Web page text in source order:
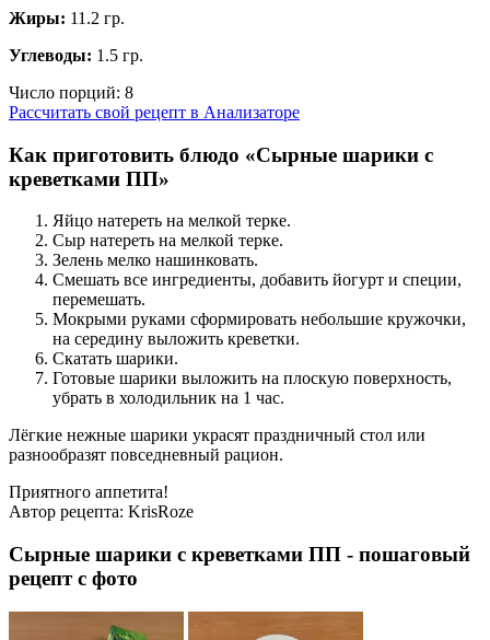
Жиры: 11.2 гр.
Углеводы: 1.5 гр.
Число порций: 8
Рассчитать свой рецепт в Анализаторе
Как приготовить блюдо «Сырные шарики с
креветками ПП»
Яйцо натереть на мелкой терке.
Сыр натереть на мелкой терке.
Зелень мелко нашинковать.
Смешать все ингредиенты, добавить йогурт и специи,
перемешать.
Мокрыми руками сформировать небольшие кружочки,
на середину выложить креветки.
Скатать шарики.
Готовые шарики выложить на плоскую поверхность,
убрать в холодильник на 1 час.
Лёгкие нежные шарики украсят праздничный стол или
разнообразят повседневный рацион.
Приятного аппетита!
Автор рецепта: KrisRoze
Сырные шарики с креветками ПП - пошаговый
рецепт с фото